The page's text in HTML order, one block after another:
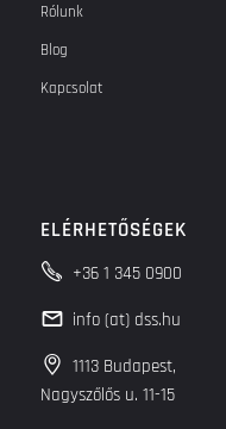
Rólunk
Blog
Kapcsolat
ELÉRHETŐSÉGEK
+36 1 345 0900
info (at) dss.hu
1113 Budapest,
Nagyszőlős u. 11-15